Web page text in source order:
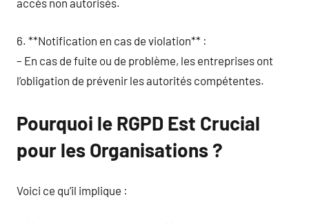
accès non autorisés.
6. **Notification en cas de violation** :
– En cas de fuite ou de problème, les entreprises ont
l’obligation de prévenir les autorités compétentes.
Pourquoi le RGPD Est Crucial
pour les Organisations ?
Voici ce qu’il implique :